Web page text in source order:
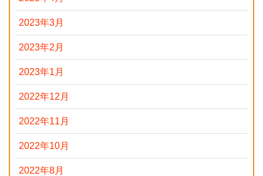
2023年3月
2023年2月
2023年1月
2022年12月
2022年11月
2022年10月
2022年8月